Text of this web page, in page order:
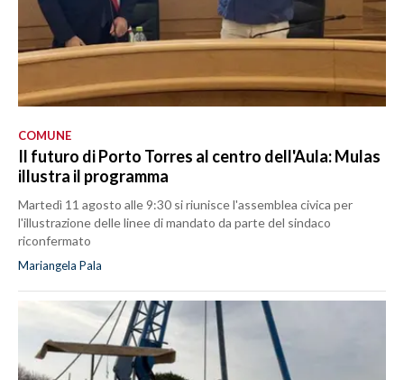
COMUNE
Il futuro di Porto Torres al centro dell'Aula: Mulas
illustra il programma
Martedì 11 agosto alle 9:30 si riunisce l'assemblea civica per
l'illustrazione delle linee di mandato da parte del sindaco
riconfermato
Mariangela Pala